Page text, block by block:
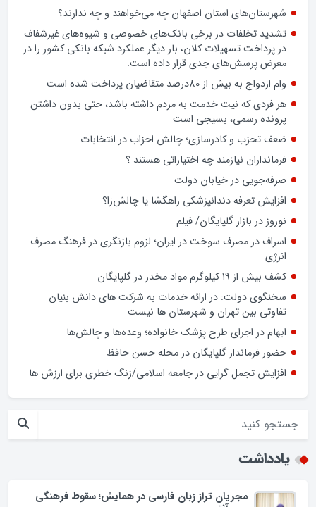
زن اگر خوب باشه یه زندگی حالش خوبه/روز زن مبارک
اخبار شهرستان
شهرستان‌های استان اصفهان چه می‌خواهند و چه ندارند؟
تشدید تخلفات در برخی بانک‌های خصوصی و شیوه‌های غیرشفاف
در پرداخت تسهیلات کلان، بار دیگر عملکرد شبکه بانکی کشور را در
معرض پرسش‌های جدی قرار داده است.
وام ازدواج به بیش از 80درصد متقاضیان پرداخت شده است
هر فردی که نیت خدمت به مردم داشته باشد، حتی بدون داشتن
پرونده رسمی، بسیجی است
ضعف تحزب و کادرسازی؛ چالش احزاب در انتخابات
فرمانداران نیازمند چه اختیاراتی هستند ؟
صرفه‌جویی در خیابان دولت
افزایش تعرفه دندانپزشکی راهگشا یا چالش‌زا؟
نوروز در بازار گلپایگان/ فیلم
اسراف در مصرف سوخت در ایران؛ لزوم بازنگری در فرهنگ مصرف
انرژی
کشف بیش از ۱۹ کیلوگرم مواد مخدر در گلپایگان
سخنگوی دولت: در ارائه خدمات به شرکت های دانش بنیان
تفاوتی بین تهران و شهرستان ها نیست
افزایش تجمل گرایی در جامعه اسلامی/زنگ خطری برای ارزش ها